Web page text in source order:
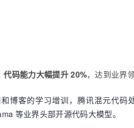
代码能力大幅提升 20%，达到业界
博客的学习增训，腾讯混元代
等业界头部开源代码大模型。